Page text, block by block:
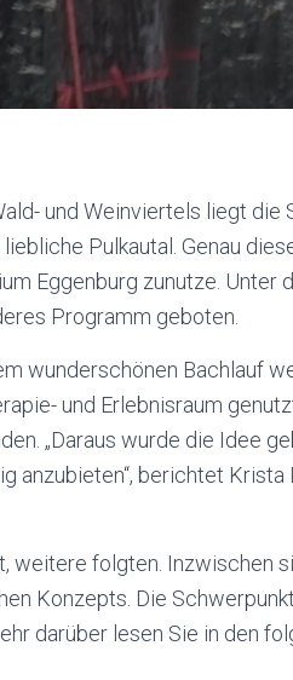
und Weinviertels liegt die
Pulkautal. Genau
Eggenburg zunutze. Unter
Programm geboten.
wunderschönen Bachlauf
und Erlebnisraum
„Daraus wurde die Idee
anzubieten“, berichtet Krista
weitere folgten. Inzwischen
Konzepts. Die
darüber lesen Sie in den